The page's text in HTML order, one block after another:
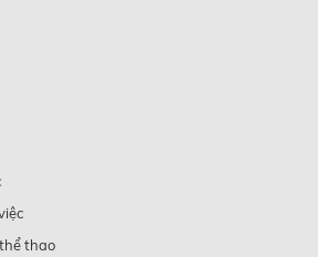
thao